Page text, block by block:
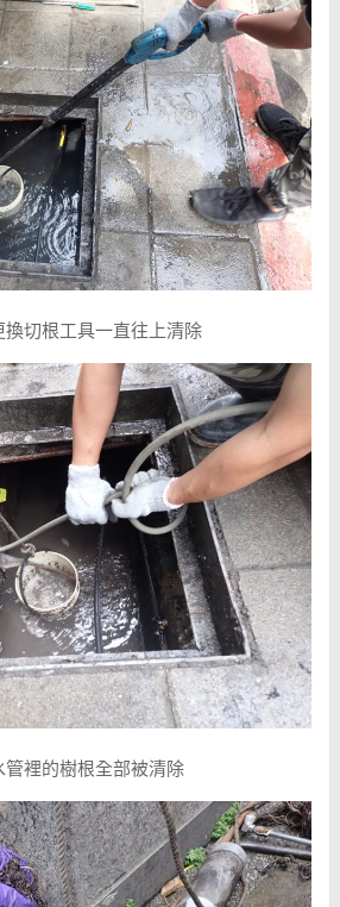
換切根工具一直往上清除
管裡的樹根全部被清除